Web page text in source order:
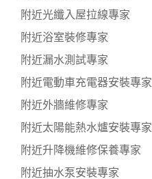
附近光纖入屋拉線專家
附近浴室裝修專家
附近漏水測試專家
附近電動車充電器安裝專家
附近外牆維修專家
附近太陽能熱水爐安裝專家
附近升降機維修保養專家
附近抽水泵安裝專家